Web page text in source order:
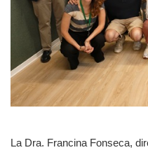
La Dra. Francina Fonseca,